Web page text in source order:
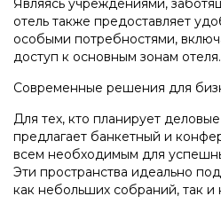
Являясь учреждениями,
отель также предоставляет
особыми потребностями,
доступ к основным зонам отеля.
Современные решения для
Для тех, кто планирует
предлагает банкетный и
всем необходимым для
Эти пространства идеально
как небольших собраний, так и